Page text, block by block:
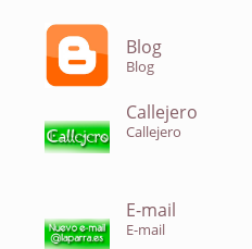
Blog
Blog
Callejero
Callejero
E-mail
E-mail